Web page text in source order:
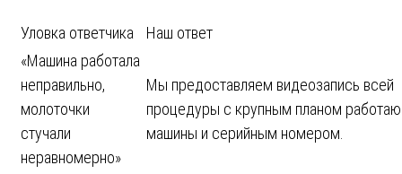
Уловка ответчика
Наш ответ
«Машина работала
неправильно,
молоточки
стучали
неравномерно»
Мы предоставляем видеозапись всей
процедуры с крупным планом
машины и серийным номером.